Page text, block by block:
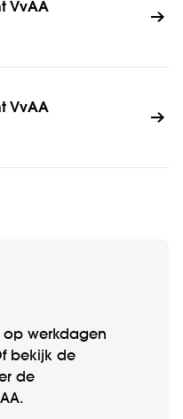
VvAA
VvAA
op werk­­dagen
bekijk de
de